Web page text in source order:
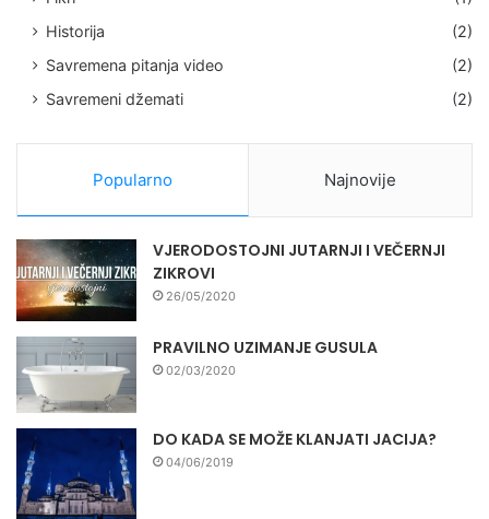
Historija
(2)
Savremena pitanja video
(2)
Savremeni džemati
(2)
Popularno Najnovije
VJERODOSTOJNI JUTARNJI I VEČERNJI
ZIKROVI
26/05/2020
PRAVILNO UZIMANJE GUSULA
02/03/2020
DO KADA SE MOŽE KLANJATI JACIJA?
04/06/2019